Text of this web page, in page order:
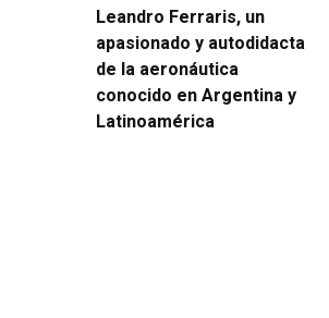
Leandro Ferraris, un
apasionado y autodidacta
de la aeronáutica
conocido en Argentina y
Latinoamérica